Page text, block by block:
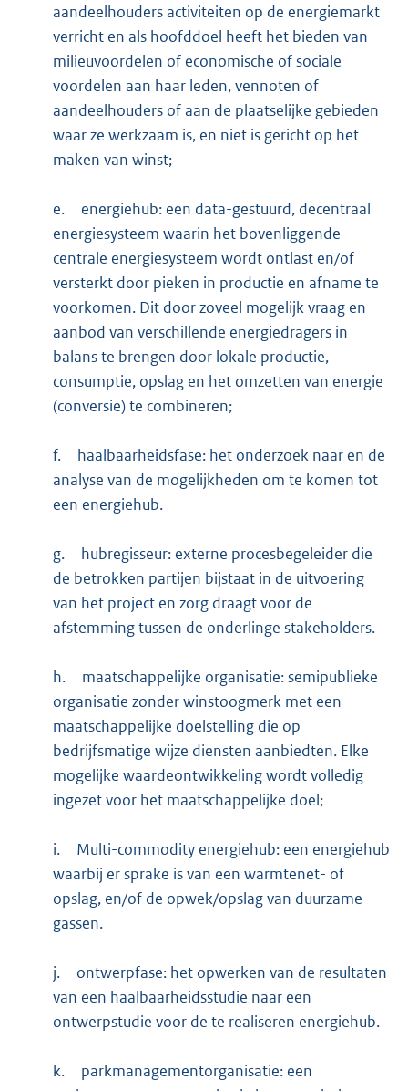
aandeelhouders activiteiten op de energiemarkt
verricht en als hoofddoel heeft het bieden van
milieuvoordelen of economische of sociale
voordelen aan haar leden, vennoten of
aandeelhouders of aan de plaatselijke gebieden
waar ze werkzaam is, en niet is gericht op het
maken van winst;
e.
energiehub: een data-gestuurd, decentraal
energiesysteem waarin het bovenliggende
centrale energiesysteem wordt ontlast en/of
versterkt door pieken in productie en afname te
voorkomen. Dit door zoveel mogelijk vraag en
aanbod van verschillende energiedragers in
balans te brengen door lokale productie,
consumptie, opslag en het omzetten van energie
(conversie) te combineren;
f.
haalbaarheidsfase: het onderzoek naar en de
analyse van de mogelijkheden om te komen tot
een energiehub.
g.
hubregisseur: externe procesbegeleider die
de betrokken partijen bijstaat in de uitvoering
van het project en zorg draagt voor de
afstemming tussen de onderlinge stakeholders.
h.
maatschappelijke organisatie: semipublieke
organisatie zonder winstoogmerk met een
maatschappelijke doelstelling die op
bedrijfsmatige wijze diensten aanbiedten. Elke
mogelijke waardeontwikkeling wordt volledig
ingezet voor het maatschappelijke doel;
i.
Multi-commodity energiehub: een energiehub
waarbij er sprake is van een warmtenet- of
opslag, en/of de opwek/opslag van duurzame
gassen.
j.
ontwerpfase: het opwerken van de resultaten
van een haalbaarheidsstudie naar een
ontwerpstudie voor de te realiseren energiehub.
k.
parkmanagementorganisatie: een